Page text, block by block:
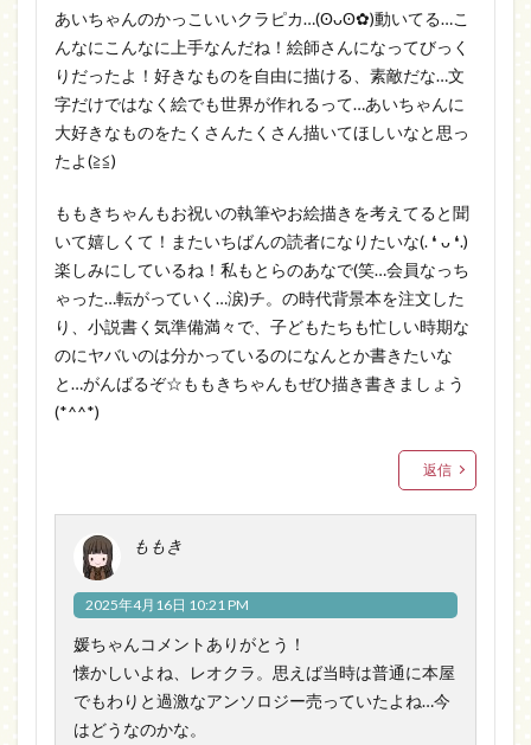
あいちゃんのかっこいいクラピカ…(⁠ʘ⁠ᴗ⁠ʘ⁠✿⁠)動いてる…こ
んなにこんなに上手なんだね！絵師さんになってびっく
りだったよ！好きなものを自由に描ける、素敵だな…文
字だけではなく絵でも世界が作れるって…あいちゃんに
大好きなものをたくさんたくさん描いてほしいなと思っ
たよ(≧⁠≦⁠)
ももきちゃんもお祝いの執筆やお絵描きを考えてると聞
いて嬉しくて！またいちばんの読者になりたいな(⁠.⁠ ⁠❛⁠ ⁠ᴗ⁠ ⁠❛⁠.⁠)
楽しみにしているね！私もとらのあなで(笑…会員なっち
ゃった…転がっていく…涙)チ。の時代背景本を注文した
り、小説書く気準備満々で、子どもたちも忙しい時期な
のにヤバいのは分かっているのになんとか書きたいな
と…がんばるぞ☆ももきちゃんもぜひ描き書きましょう
(*^^*)
返信
ももき
2025年4月16日 10:21 PM
媛ちゃんコメントありがとう！
懐かしいよね、レオクラ。思えば当時は普通に本屋
でもわりと過激なアンソロジー売っていたよね…今
はどうなのかな。